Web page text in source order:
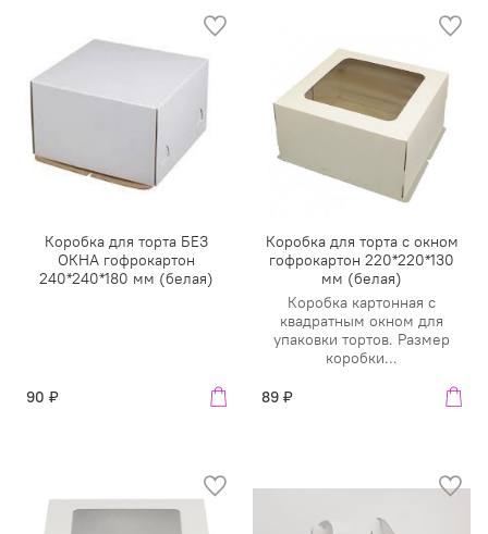
Коробка для торта БЕЗ
ОКНА гофрокартон
240*240*180 мм (белая)
90 ₽
Коробка для торта с окном
гофрокартон 220*220*130
мм (белая)
Коробка картонная с
квадратным окном для
упаковки тортов. Размер
коробки...
89 ₽